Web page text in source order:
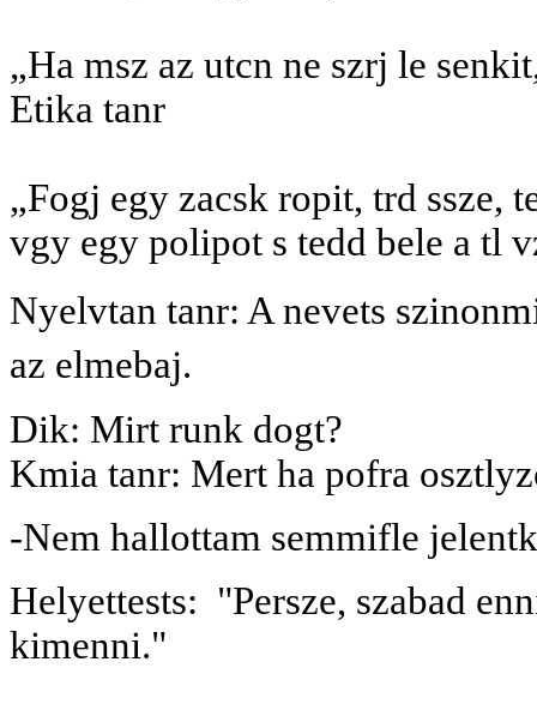
„Ha msz az utcn ne szrj le
Etika tanr
„Fogj egy zacsk ropit, trd ssze,
vgy egy polipot s tedd bele a tl
Nyelvtan tanr: A nevets
az elmebaj.
Dik: Mirt runk dogt?
Kmia tanr: Mert ha pofra
-Nem hallottam semmifle
Helyettests: "Persze, szabad
kimenni."